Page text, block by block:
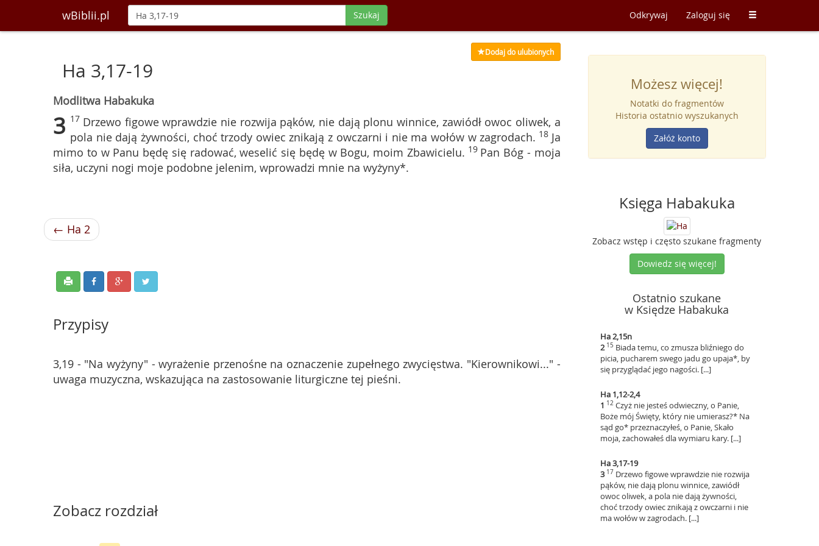
wBiblii.pl Szukaj Odkrywaj Zaloguj się
Dodaj do ulubionych
Ha 3,17-19
Modlitwa Habakuka
3 17 Drzewo figowe wprawdzie nie rozwija pąków, nie dają plonu winnice, zawiódł owoc oliwek, a
pola nie dają żywności, choć trzody owiec znikają z owczarni i nie ma wołów w zagrodach. 18 Ja
mimo to w Panu będę się radować, weselić się będę w Bogu, moim Zbawicielu. 19 Pan Bóg - moja
siła, uczyni nogi moje podobne jelenim, wprowadzi mnie na wyżyny*.
← Ha 2
Przypisy
3,19 - "Na wyżyny" - wyrażenie przenośne na oznaczenie zupełnego zwycięstwa. "Kierownikowi..." -
uwaga muzyczna, wskazująca na zastosowanie liturgiczne tej pieśni.
Zobacz rozdział
Możesz więcej!
Notatki do fragmentów
Historia ostatnio wyszukanych
Załóż konto
Księga Habakuka
Zobacz wstęp i często szukane fragmenty
Dowiedz się więcej!
Ostatnio szukane
w Księdze Habakuka
Ha 2,15n
215 Biada temu, co zmusza bliźniego do
picia, pucharem swego jadu go upaja*, by
się przyglądać jego nagości. [...]
Ha 1,12-2,4
1 12 Czyż nie jesteś odwieczny, o Panie,
Boże mój Święty, który nie umierasz?* Na
sąd go* przeznaczyłeś, o Panie, Skało
moja, zachowałeś dla wymiaru kary. [...]
Ha 3,17-19
317 Drzewo figowe wprawdzie nie rozwija
pąków, nie dają plonu winnice, zawiódł
owoc oliwek, a pola nie dają żywności,
choć trzody owiec znikają z owczarni i nie
ma wołów w zagrodach. [...]